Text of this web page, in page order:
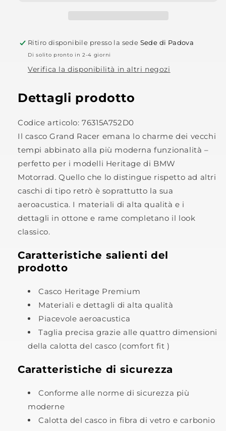
Ritiro disponibile presso la sede Sede di Padova
Di solito pronto in 2-4 giorni
Verifica la disponibilità in altri negozi
Dettagli prodotto
Codice articolo: 76315A752D0
Il casco Grand Racer emana lo charme dei vecchi
tempi abbinato alla più moderna funzionalità –
perfetto per i modelli Heritage di BMW
Motorrad. Quello che lo distingue rispetto ad altri
caschi di tipo retrò è soprattutto la sua
aeroacustica. I materiali di alta qualità e i
dettagli in ottone e rame completano il look
classico.
Caratteristiche salienti del
prodotto
Casco Heritage Premium
Materiali e dettagli di alta qualità
Piacevole aeroacustica
Taglia precisa grazie alle quattro dimensioni
della calotta del casco (comfort fit )
Caratteristiche di sicurezza
Conforme alle norme di sicurezza più
moderne
Calotta del casco in fibra di vetro e carbonio